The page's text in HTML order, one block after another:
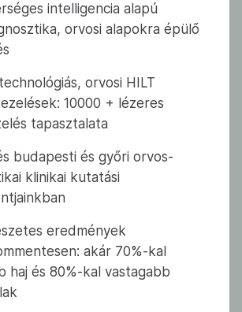
intelligencia alapú
orvosi alapokra épülő
orvosi HILT
10000 + lézeres
tapasztalata
budapesti és győri orvos-
klinikai kutatási
eredmények
akár 70%-kal
haj és 80%-kal vastagabb